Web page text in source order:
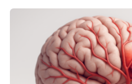
Woche vom
anderem zur Unterstützung der
Industrieforschungsprogramme
Gemeinschaftsforschung (IGF),
Innovationsprogramm
Innovationskompetenz INNO-